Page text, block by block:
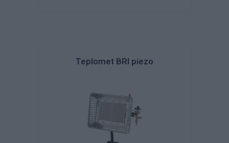
Teplomet BRI piezo